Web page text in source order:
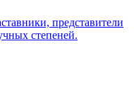
представители
степеней.